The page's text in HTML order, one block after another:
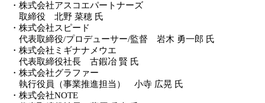
・株式会社アスコエパートナーズ
取締役 北野 菜穂 氏
・株式会社スピード
代表取締役/プロデューサー/監督 岩木 勇一郎 氏
・株式会社ミギナナメウエ
代表取締役社長 古鍜冶 賢 氏
・株式会社グラファー
執行役員（事業推進担当） 小寺 広晃 氏
・株式会社NOTE